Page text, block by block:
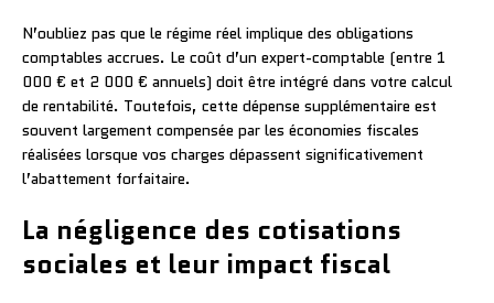
N’oubliez pas que le régime réel implique des obligations
comptables accrues. Le coût d’un expert-comptable (entre 1
000 € et 2 000 € annuels) doit être intégré dans votre calcul
de rentabilité. Toutefois, cette dépense supplémentaire est
souvent largement compensée par les économies fiscales
réalisées lorsque vos charges dépassent significativement
l’abattement forfaitaire.
La négligence des cotisations
sociales et leur impact fiscal